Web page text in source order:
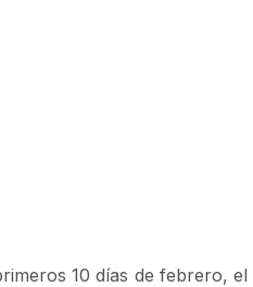
10 días de febrero,